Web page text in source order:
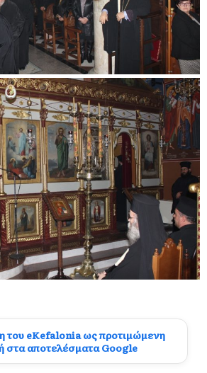
του eKefalonia ως προτιμώμενη
στα αποτελέσματα Google